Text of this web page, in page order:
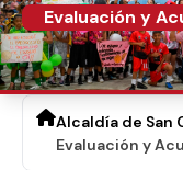
Evaluación y
Alcaldía de San
Evaluación y